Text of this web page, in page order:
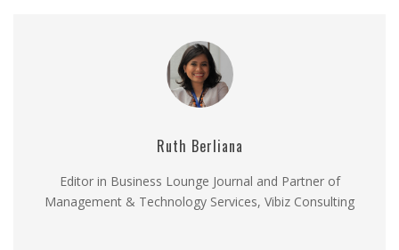
Ruth Berliana
Editor in Business Lounge Journal and Partner of
Management & Technology Services, Vibiz Consulting